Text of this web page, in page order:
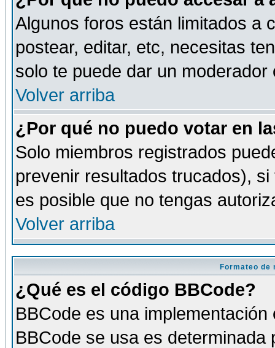
Algunos foros están limitados a
postear, editar, etc, necesitas
solo te puede dar un
Volver arriba
¿Por qué no puedo votar en
Solo miembros registrados
prevenir resultados trucados),
es posible que no tengas
Volver arriba
Formateo de
¿Qué es el código BBCode?
BBCode es una
BBCode se usa es